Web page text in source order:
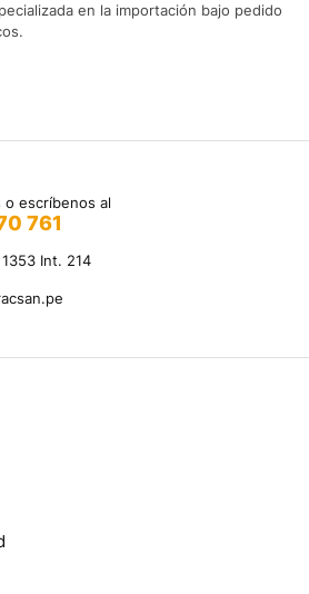
en la importación bajo pedido
o escríbenos al
761
Int. 214